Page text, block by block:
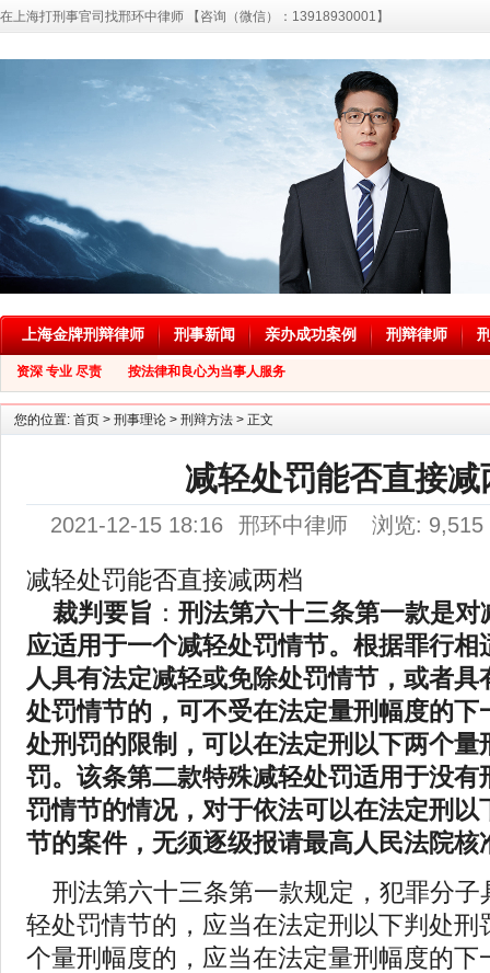
在上海打刑事官司找邢环中律师 【咨询（微信）：13918930001】
上海金牌刑辩律师 刑事新闻 亲办成功案例 刑辩律师
资深 专业 尽责 按法律和良心为当事人服务
您的位置: 首页 > 刑事理论 > 刑辩方法 > 正文
减轻处罚能否直接减
2021-12-15 18:16 邢环中律师 浏览: 9,515
减轻处罚能否直接减两档
裁判要旨 ： 刑法第六十三条第一款是对
应适用于一个减轻处罚情节。根据罪行相
人具有法定减轻或免除处罚情节，或者具
处罚情节的，可不受在法定量刑幅度的下
处刑罚的限制，可以在法定刑以下两个量
罚。该条第二款特殊减轻处罚适用于没有
罚情节的情况，对于依法可以在法定刑以
节的案件，无须逐级报请最高人民法院核
刑法第六十三条第一款规定，犯罪分子
轻处罚情节的，应当在法定刑以下判处刑
个量刑幅度的，应当在法定量刑幅度的下